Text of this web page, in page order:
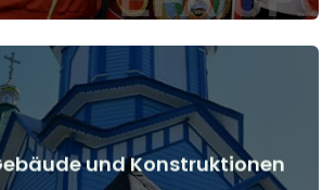
und Konstruktionen
Details anzeigen